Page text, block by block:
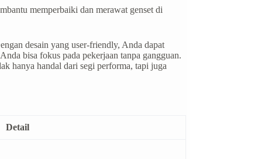
memperbaiki dan merawat genset di
desain yang user-friendly, Anda dapat
bisa fokus pada pekerjaan tanpa gangguan.
hanya handal dari segi performa, tapi juga
Detail